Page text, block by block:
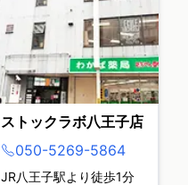
ストックラボ八王子店
050-5269-5864
JR八王子駅より徒歩1分